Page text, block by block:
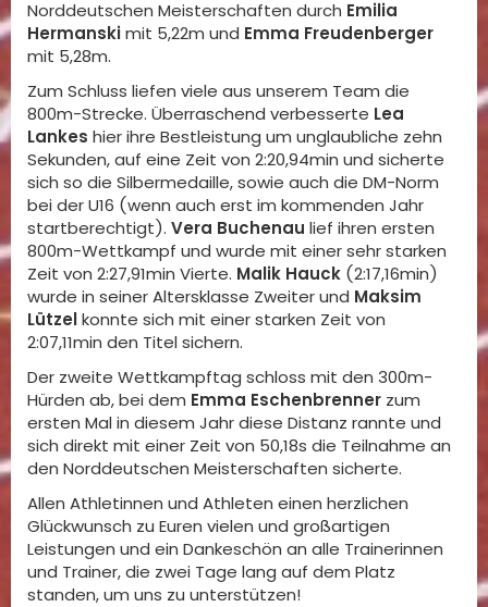
Norddeutschen Meisterschaften durch Emilia
Hermanskimit 5,22m und Emma Freudenberger
mit 5,28m.
Zum Schluss liefen viele aus unserem Team die
800m-Strecke. Überraschend verbesserte Lea
Lankes hier ihre Bestleistung um unglaubliche zehn
Sekunden, auf eine Zeit von 2:20,94min und sicherte
sich so die Silbermedaille, sowie auch die DM-Norm
bei der U16 (wenn auch erst im kommenden Jahr
startberechtigt). Vera Buchenau lief ihren ersten
800m-Wettkampf und wurde mit einer sehr starken
Zeit von 2:27,91min Vierte. Malik Hauck (2:17,16min)
wurde in seiner Altersklasse Zweiter und Maksim
Lützelkonnte sich mit einer starken Zeit von
2:07,11min den Titel sichern.
Der zweite Wettkampftag schloss mit den 300m-
Hürden ab, bei dem Emma Eschenbrenner zum
ersten Mal in diesem Jahr diese Distanz rannte und
sich direkt mit einer Zeit von 50,18s die Teilnahme an
den Norddeutschen Meisterschaften sicherte.
Allen Athletinnen und Athleten einen herzlichen
Glückwunsch zu Euren vielen und großartigen
Leistungen und ein Dankeschön an alle Trainerinnen
und Trainer, die zwei Tage lang auf dem Platz
standen, um uns zu unterstützen!